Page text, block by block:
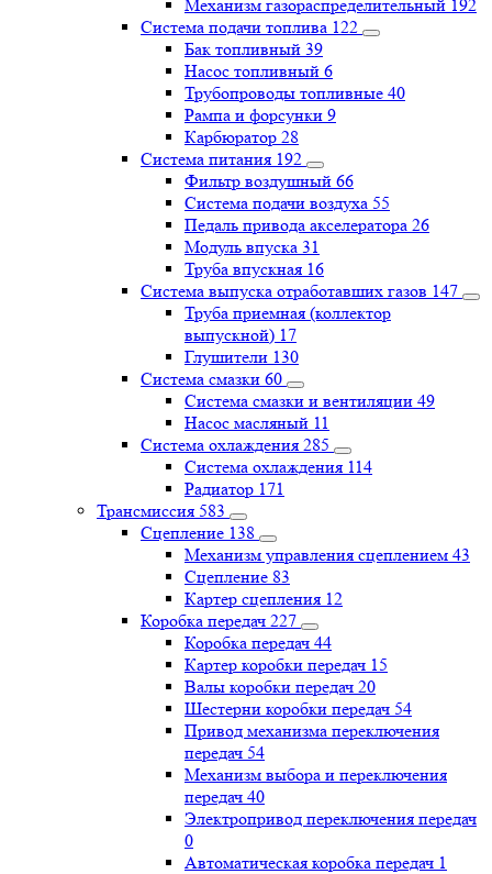
Механизм газораспределительный 192
Система подачи топлива 122
Бак топливный 39
Насос топливный 6
Трубопроводы топливные 40
Рампа и форсунки 9
Карбюратор 28
Система питания 192
Фильтр воздушный 66
Система подачи воздуха 55
Педаль привода акселератора 26
Модуль впуска 31
Труба впускная 16
Система выпуска отработавших газов 147
Труба приемная (коллектор
выпускной) 17
Глушители 130
Система смазки 60
Система смазки и вентиляции 49
Насос масляный 11
Система охлаждения 285
Система охлаждения 114
Радиатор 171
Трансмиссия 583
Сцепление 138
Механизм управления сцеплением 43
Сцепление 83
Картер сцепления 12
Коробка передач 227
Коробка передач 44
Картер коробки передач 15
Валы коробки передач 20
Шестерни коробки передач 54
Привод механизма переключения
передач 54
Механизм выбора и переключения
передач 40
Электропривод переключения передач
0
Автоматическая коробка передач 1